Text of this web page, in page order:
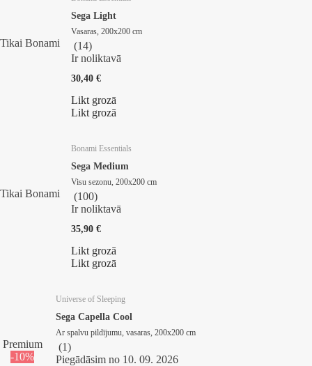
Tikai Bonami
Sega Light
Vasaras, 200x200 cm
(14)
Ir noliktavā
30,40 €
Likt grozā
Likt grozā
Tikai Bonami
Bonami Essentials
Sega Medium
Visu sezonu, 200x200 cm
(100)
Ir noliktavā
35,90 €
Likt grozā
Likt grozā
Premium
-10%
Universe of Sleeping
Sega Capella Cool
Ar spalvu pildījumu, vasaras, 200x200 cm
(1)
Piegādāsim no 10. 09. 2026